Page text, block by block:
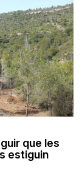
que les
estiguin